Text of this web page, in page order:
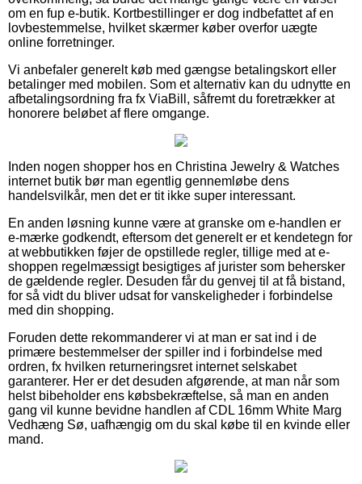
om en fup e-butik. Kortbestillinger er dog indbefattet af en
lovbestemmelse, hvilket skærmer køber overfor uægte
online forretninger.
Vi anbefaler generelt køb med gængse betalingskort eller
betalinger med mobilen. Som et alternativ kan du udnytte en
afbetalingsordning fra fx ViaBill, såfremt du foretrækker at
honorere beløbet af flere omgange.
Inden nogen shopper hos en Christina Jewelry & Watches
internet butik bør man egentlig gennemløbe dens
handelsvilkår, men det er tit ikke super interessant.
En anden løsning kunne være at granske om e-handlen er
e-mærke godkendt, eftersom det generelt er et kendetegn for
at webbutikken føjer de opstillede regler, tillige med at e-
shoppen regelmæssigt besigtiges af jurister som behersker
de gældende regler. Desuden får du genvej til at få bistand,
for så vidt du bliver udsat for vanskeligheder i forbindelse
med din shopping.
Foruden dette rekommanderer vi at man er sat ind i de
primære bestemmelser der spiller ind i forbindelse med
ordren, fx hvilken returneringsret internet selskabet
garanterer. Her er det desuden afgørende, at man når som
helst bibeholder ens købsbekræftelse, så man en anden
gang vil kunne bevidne handlen af CDL 16mm White Marg
Vedhæng Sø, uafhængig om du skal købe til en kvinde eller
mand.